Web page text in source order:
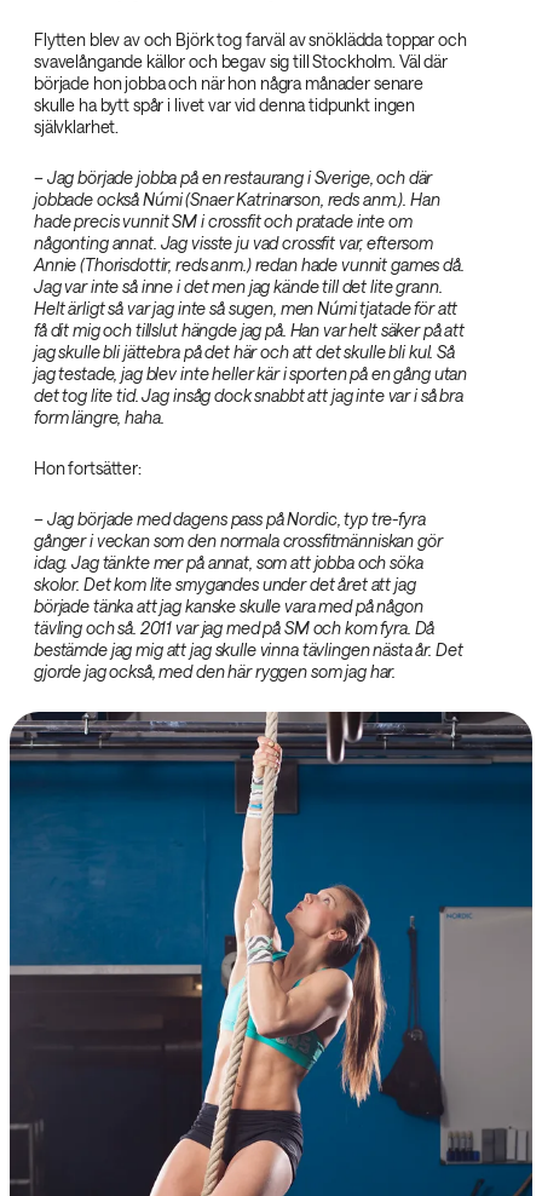
Flytten blev av och Björk tog farväl av snöklädda toppar och
svavelångande källor och begav sig till Stockholm. Väl där
började hon jobba och när hon några månader senare
skulle ha bytt spår i livet var vid denna tidpunkt ingen
självklarhet.
– Jag började jobba på en restaurang i Sverige, och där
jobbade också Númi (Snaer Katrinarson, reds anm.). Han
hade precis vunnit SM i crossfit och pratade inte om
någonting annat. Jag visste ju vad crossfit var, eftersom
Annie (Thorisdottir, reds anm.) redan hade vunnit games då.
Jag var inte så inne i det men jag kände till det lite grann.
Helt ärligt så var jag inte så sugen, men Númi tjatade för att
få dit mig och tillslut hängde jag på. Han var helt säker på att
jag skulle bli jättebra på det här och att det skulle bli kul. Så
jag testade, jag blev inte heller kär i sporten på en gång utan
det tog lite tid. Jag insåg dock snabbt att jag inte var i så bra
form längre, haha.‌
Hon fortsätter:
– Jag började med dagens pass på Nordic, typ tre-fyra
gånger i veckan som den normala crossfitmänniskan gör
idag. Jag tänkte mer på annat, som att jobba och söka
skolor. Det kom lite smygandes under det året att jag
började tänka att jag kanske skulle vara med på någon
tävling och så. 2011 var jag med på SM och kom fyra. Då
bestämde jag mig att jag skulle vinna tävlingen nästa år. Det
gjorde jag också, med den här ryggen som jag har.‌